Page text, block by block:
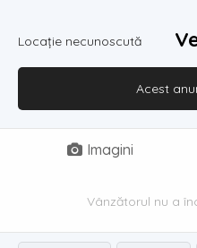
Locație necunoscută
Acest
Imagini
Vânzătorul nu a